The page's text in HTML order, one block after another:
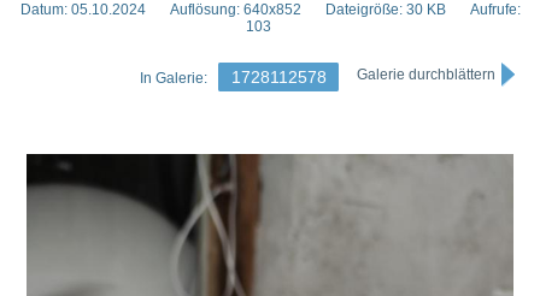
Datum: 05.10.2024 Auflösung: 640x852 Dateigröße: 30 KB
Aufrufe:
103
Galerie durchblättern
1728112578
In Galerie: